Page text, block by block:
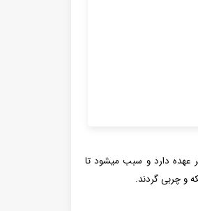
عهده دارد و سبب میشود تا
و چربی گردند.